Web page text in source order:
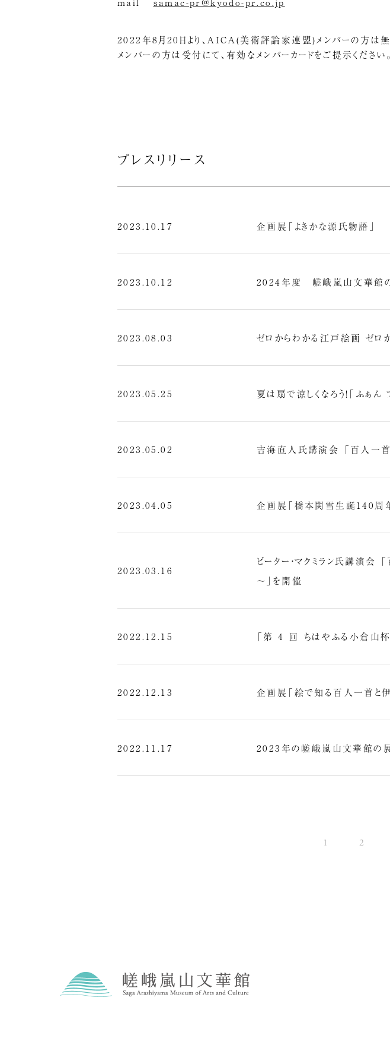
2022年8月20日より、AICA(美術評論家連盟)メンバーの方は無
メンバーの方は受付にて、有効なメンバーカードをご提示ください。
プレスリリース
2023.10.17 企画展「よきかな源氏物語」
2023.10.12 2024年度 嵯峨嵐山文華館
2023.08.03 ゼロからわかる江戸絵画 ゼロ
2023.05.25 夏は扇で涼しくなろう！「ふ
2023.05.02 吉海直人氏講演会 「百人一首
2023.04.05 企画展「橋本関雪⽣誕140
2023.03.16
ピーター・マクミラン氏講演
～」を開催
2022.12.15 「第 4 回 ちはやふる小倉山
2022.12.13 企画展「絵で知る百人一首と
2022.11.17 2023年の嵯峨嵐山文華館の
1 2